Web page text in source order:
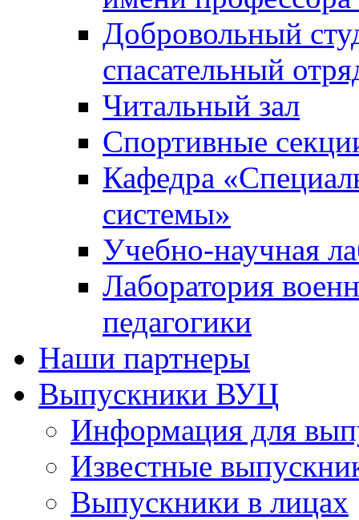
Добровольный
спасательный
Читальный зал
Спортивные
Кафедра
системы»
Учебно-научная
Лаборатория
педагогики
Наши партнеры
Выпускники ВУЦ
Информация для
Известные
Выпускники в лицах